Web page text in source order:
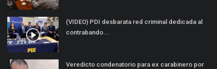
(VIDEO) PDI desbarata red criminal dedicada al
contrabando...
Veredicto condenatorio para ex carabinero por